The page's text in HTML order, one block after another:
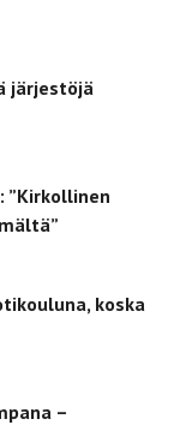
järjestöjä
”Kirkollinen
koska
–